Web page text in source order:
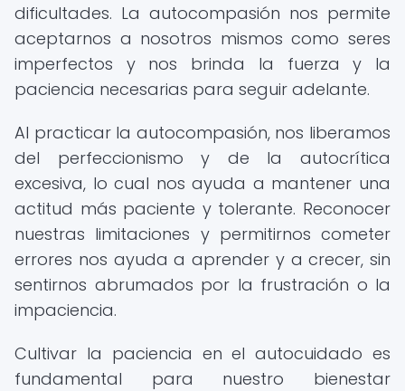
dificultades. La autocompasión nos permite
aceptarnos a nosotros mismos como seres
imperfectos y nos brinda la fuerza y la
paciencia necesarias para seguir adelante.
Al practicar la autocompasión, nos liberamos
del perfeccionismo y de la autocrítica
excesiva, lo cual nos ayuda a mantener una
actitud más paciente y tolerante. Reconocer
nuestras limitaciones y permitirnos cometer
errores nos ayuda a aprender y a crecer, sin
sentirnos abrumados por la frustración o la
impaciencia.
Cultivar la paciencia en el autocuidado es
fundamental para nuestro bienestar